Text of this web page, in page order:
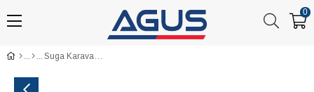
0
Suga Karavan Manevra Tutamağı 48 mm